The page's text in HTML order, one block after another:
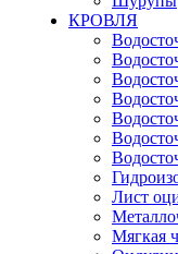
КРОВЛЯ
Лист
Мягкая